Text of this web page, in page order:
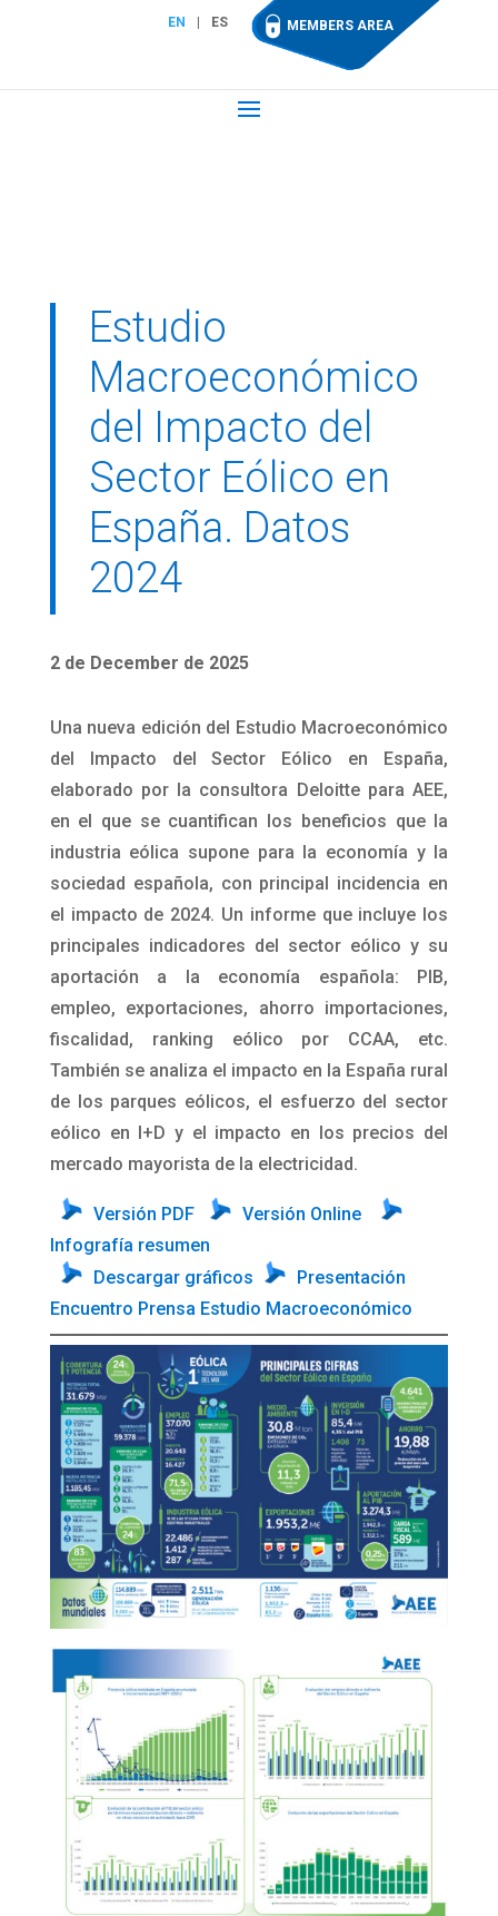
EN ES MEMBERS AREA
Estudio
Macroeconómico
del Impacto del
Sector Eólico en
España. Datos
2024
2 de December de 2025
Una nueva edición del Estudio Macroeconómico
del Impacto del Sector Eólico en España,
elaborado por la consultora Deloitte para AEE,
en el que se cuantifican los beneficios que la
industria eólica supone para la economía y la
sociedad española, con principal incidencia en
el impacto de 2024. Un informe que incluye los
principales indicadores del sector eólico y su
aportación a la economía española: PIB,
empleo, exportaciones, ahorro importaciones,
fiscalidad, ranking eólico por CCAA, etc.
También se analiza el impacto en la España rural
de los parques eólicos, el esfuerzo del sector
eólico en I+D y el impacto en los precios del
mercado mayorista de la electricidad.
Versión PDF
Versión Online
Infografía resumen
Descargar gráficos
Presentación
Encuentro Prensa Estudio Macroeconómico